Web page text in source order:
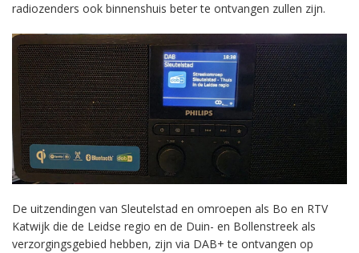
radiozenders ook binnenshuis beter te ontvangen zullen zijn.
De uitzendingen van Sleutelstad en omroepen als Bo en RTV
Katwijk die de Leidse regio en de Duin- en Bollenstreek als
verzorgingsgebied hebben, zijn via DAB+ te ontvangen op